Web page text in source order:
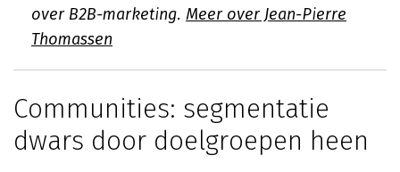
over B2B-marketing. Meer over Jean-Pierre
Thomassen
Communities: segmentatie
dwars door doelgroepen heen